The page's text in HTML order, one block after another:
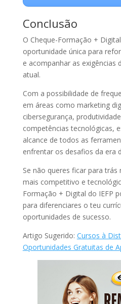
Conclusão
O Cheque-Formação +
oportunidade única para
e acompanhar as exigências
atual.
Com a possibilidade de
em áreas como marketing
cibersegurança,
competências tecnológicas,
alcance de todos as
enfrentar os desafios da era
Se não queres ficar para
mais competitivo e
Formação + Digital do IEFP
para diferenciares o teu
oportunidades de sucesso.
Artigo Sugerido: Cursos à
Oportunidades Gratuitas de